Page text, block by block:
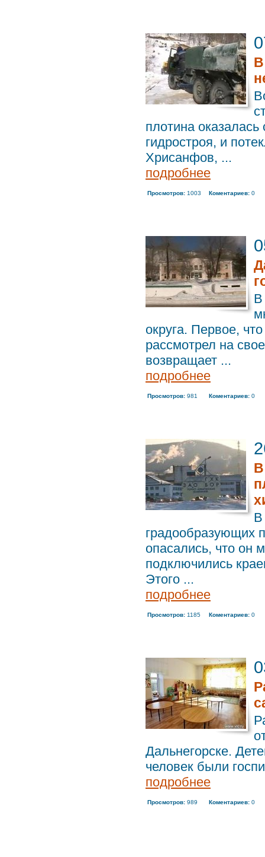
плотина
гидростроя, и
Хрисанфов, ...
подробнее
Просмотров: 1003 Коментариев: 0
В
округа. Первое,
рассмотрел на
возвращает ...
подробнее
Просмотров: 981 Коментариев: 0
В
градообразующих
опасались, что он
подключились
Этого ...
подробнее
Просмотров: 1185 Коментариев: 0
Дальнегорске.
человек были
подробнее
Просмотров: 989 Коментариев: 0